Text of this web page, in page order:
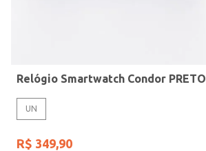
Relógio Smartwatch Condor PRETO
UN
R$ 349,90